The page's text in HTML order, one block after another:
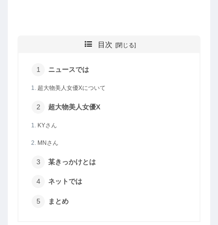
目次
ニュースでは
超大物美人女優Xについて
超大物美人女優X
KYさん
MNさん
某きっかけとは
ネットでは
まとめ